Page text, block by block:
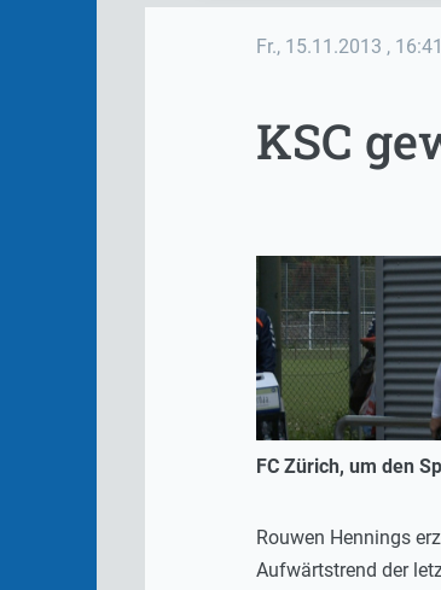
Fr., 15.11.2013 ,
KSC
FC Zürich, um den
Rouwen Hennings
Aufwärtstrend der